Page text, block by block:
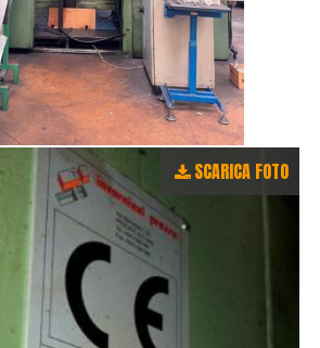
SCARICA FOTO